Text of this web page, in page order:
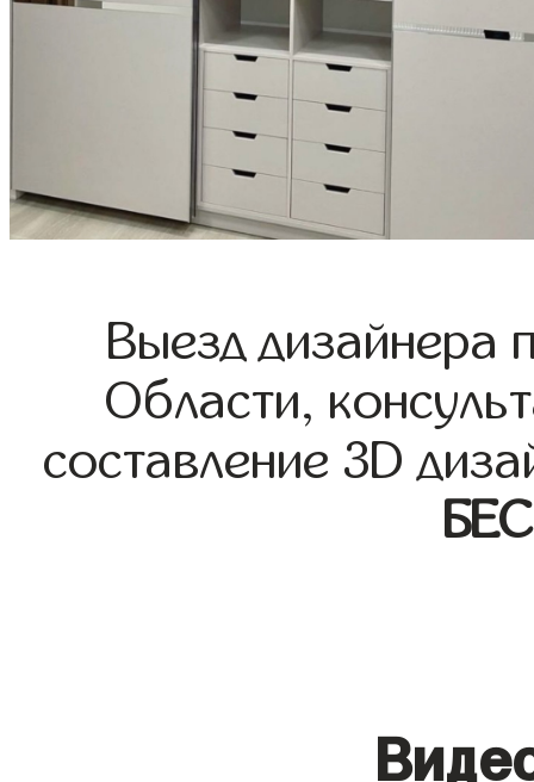
Выезд дизайнера
Области,
составление 3D